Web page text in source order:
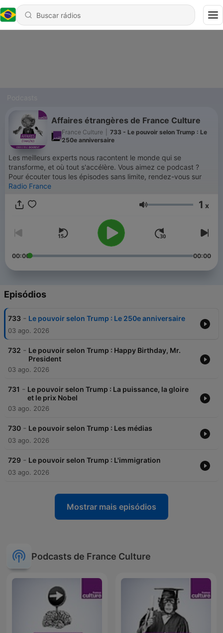
Affaires étrangères de France Culture
France Culture
733 - Le pouvoir selon Trump : Le
250e anniversaire
Les meilleurs experts nous racontent le monde qui se
transforme, et où tout s'accélère. Vous aimez ce podcast ?
Pour écouter tous les épisodes sans limite, rendez-vous sur
Radio France
Volume 1 x
00:00 00:00
Episódios
733 - Le pouvoir selon Trump : Le 250e anniversaire
03 ago. 2026
732 - Le pouvoir selon Trump : Happy Birthday, Mr.
President
03 ago. 2026
731 - Le pouvoir selon Trump : La puissance, la gloire
et le prix Nobel
03 ago. 2026
730 - Le pouvoir selon Trump : Les médias
03 ago. 2026
729 - Le pouvoir selon Trump : L'immigration
03 ago. 2026
Mostrar mais episódios
Podcasts de France Culture